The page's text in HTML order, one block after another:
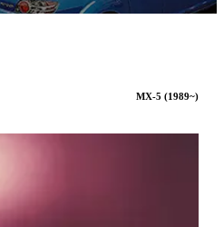
MX-5 (1989~)